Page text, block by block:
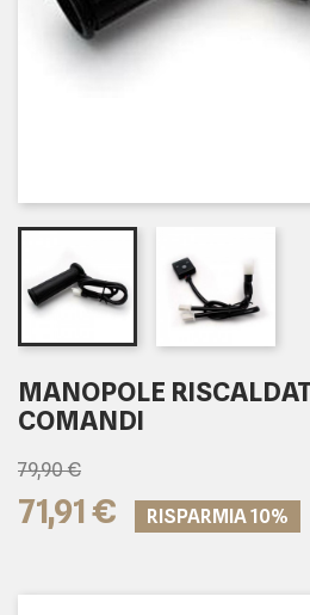
MANOPOLE
COMANDI
79,90 €
71,91 € RISPARMIA 10%